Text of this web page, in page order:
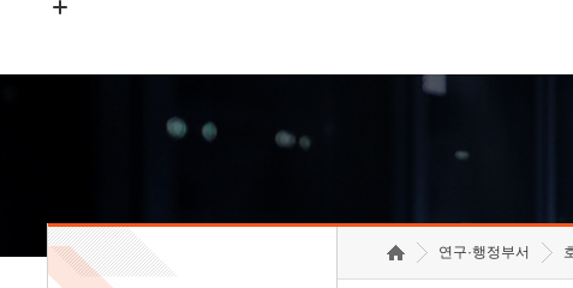
연구·행정부서